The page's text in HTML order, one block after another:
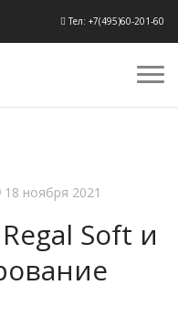
Тел: +7(495)60-201-60
18 ноября 2021
Soft и